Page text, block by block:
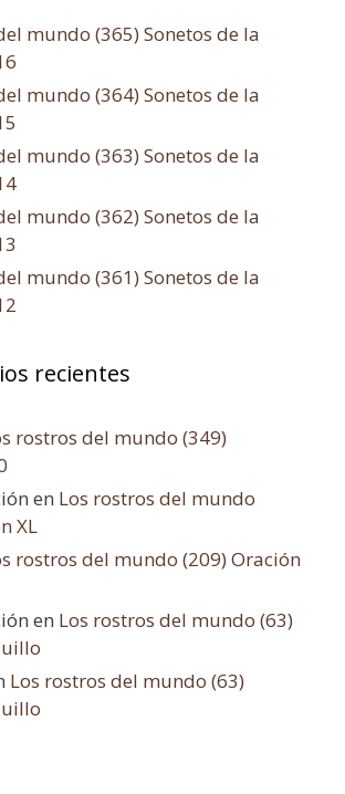
mundo (365) Sonetos de la
mundo (364) Sonetos de la
mundo (363) Sonetos de la
mundo (362) Sonetos de la
mundo (361) Sonetos de la
recientes
rostros del mundo (349)
en Los rostros del mundo
XL
rostros del mundo (209) Oración
en Los rostros del mundo (63)
Los rostros del mundo (63)